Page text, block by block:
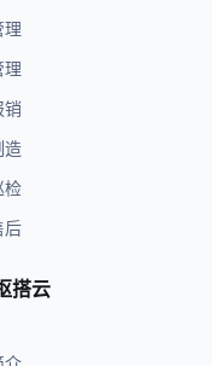
理
理
销
造
检
后
搭云